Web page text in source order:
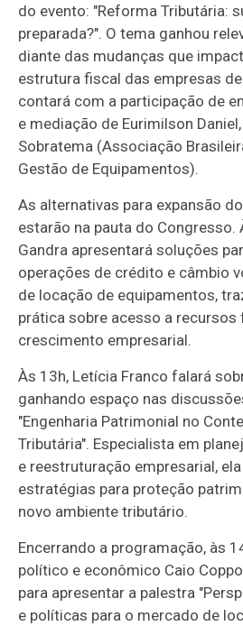
do evento: "Reforma Tributária:
preparada?". O tema ganhou
diante das mudanças que
estrutura fiscal das empresas
contará com a participação de
e mediação de Eurimilson
Sobratema (Associação
Gestão de Equipamentos).
As alternativas para expansão
estarão na pauta do Congresso.
Gandra apresentará soluções
operações de crédito e câmbio
de locação de equipamentos,
prática sobre acesso a recursos
crescimento empresarial.
Às 13h, Letícia Franco falará
ganhando espaço nas
"Engenharia Patrimonial no
Tributária". Especialista em
e reestruturação empresarial,
estratégias para proteção
novo ambiente tributário.
Encerrando a programação, às
político e econômico Caio
para apresentar a palestra
e políticas para o mercado de